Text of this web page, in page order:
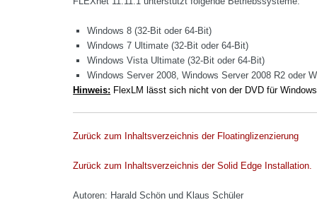
Windows 8 (32-Bit oder 64-Bit)
Windows 7 Ultimate (32-Bit oder 64-Bit)
Windows Vista Ultimate (32-Bit oder 64-Bit)
Windows Server 2008, Windows Server 2008 R2 oder
Hinweis: FlexLM lässt sich nicht von der DVD für
Zurück zum Inhaltsverzeichnis der Floatinglizenzierung
Zurück zum Inhaltsverzeichnis der Solid Edge Installation.
Autoren: Harald Schön und Klaus Schüler